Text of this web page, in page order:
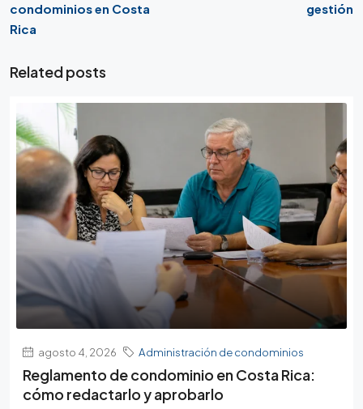
condominios en Costa
Rica
gestión
Related posts
agosto 4, 2026 Administración de condominios
Reglamento de condominio en Costa Rica:
cómo redactarlo y aprobarlo